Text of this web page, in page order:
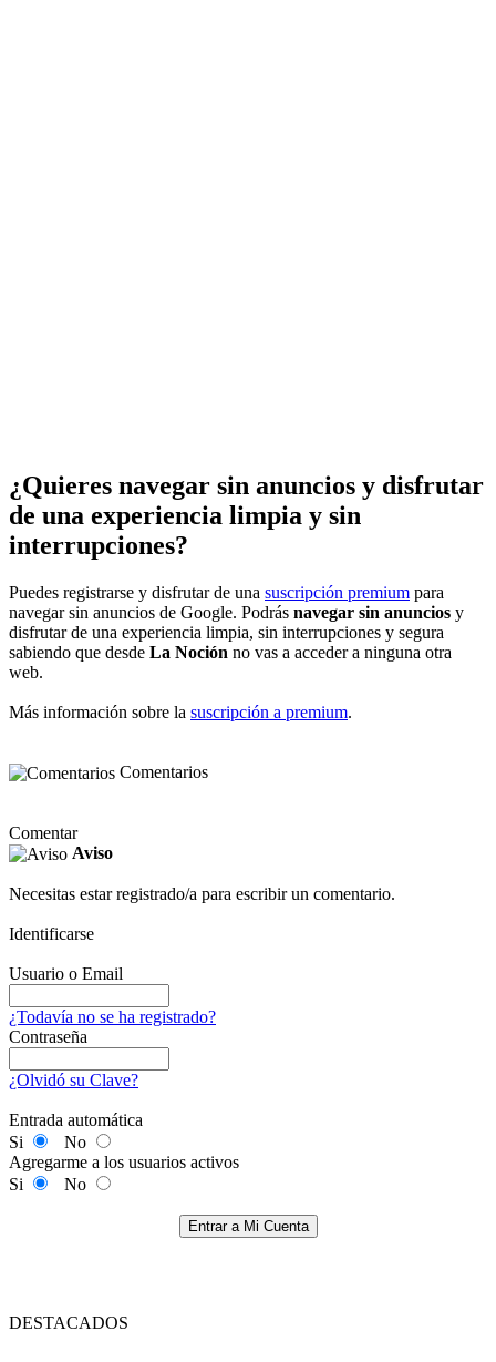
¿Quieres navegar sin anuncios y disfrutar
de una experiencia limpia y sin
interrupciones?
Puedes registrarse y disfrutar de una suscripción premium para
navegar sin anuncios de Google. Podrás navegar sin anuncios y
disfrutar de una experiencia limpia, sin interrupciones y segura
sabiendo que desde La Noción no vas a acceder a ninguna otra
web.
Más información sobre la suscripción a premium.
Comentarios
Comentar
Aviso
Necesitas estar registrado/a para escribir un comentario.
Identificarse
Usuario o Email
¿Todavía no se ha registrado?
Contraseña
¿Olvidó su Clave?
Entrada automática
Si
No
Agregarme a los usuarios activos
Si
No
Entrar a Mi Cuenta
DESTACADOS